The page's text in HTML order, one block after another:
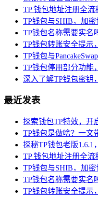
TP 钱包地址注册全流
TP钱包与SHIB，加
TP钱包名称需要实名
TP钱包转账安全提示
TP钱包与
TP钱包停用部分功能
深入了解TP钱包密钥
最近发表
探索钱包TP特效，开
TP钱包是做啥？一文
探秘TP钱包老版1.6.1
TP 钱包地址注册全流
TP钱包与SHIB，加
TP钱包名称需要实名
TP钱包转账安全提示